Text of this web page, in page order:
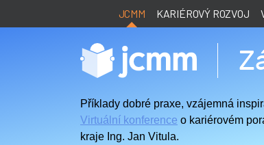
JCMM KARIÉROVÝ ROZVOJ
Příklady dobré praxe, vzájemná
Virtuální konference o kariérovém
kraje Ing. Jan Vitula.